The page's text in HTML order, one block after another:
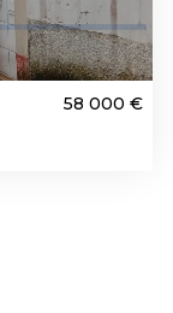
58 000 €